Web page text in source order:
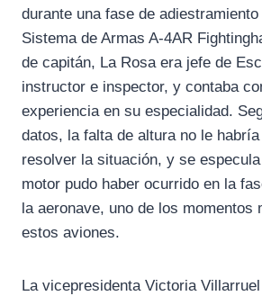
durante una fase de
Sistema de Armas A-4AR
de capitán, La Rosa era jefe de
instructor e inspector, y contaba
experiencia en su especialidad.
datos, la falta de altura no le
resolver la situación, y se
motor pudo haber ocurrido en la
la aeronave, uno de los momentos
estos aviones.
La vicepresidenta Victoria